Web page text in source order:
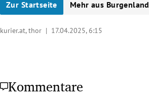
Zur Startseite Mehr aus Burgenland
kurier.at, thor | 17.04.2025, 6:15
Kommentare